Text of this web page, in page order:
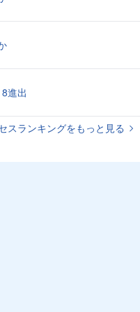
進出
スランキングをもっと見る